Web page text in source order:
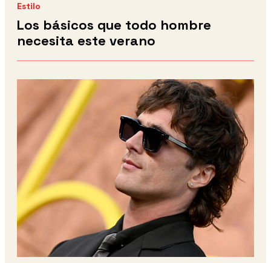
Estilo
Los básicos que todo hombre
necesita este verano